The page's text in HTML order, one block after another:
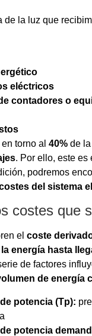
de la luz que
eléctricos
contadores o
en torno al40% de
. Por ello, este
podremos
del sistema
costes que
elcoste
energía hasta
de factores
de energía
potencia (Tp):
potencia